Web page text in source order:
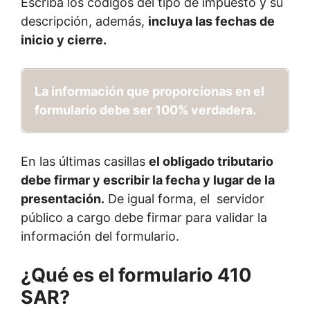
descripción, además, incluya las fechas de
inicio y cierre.
La información que proporcionas en el
formulario debe ser 100% verdadera.
En las últimas casillas el obligado tributario
debe firmar y escribir la fecha y lugar de la
presentación. De igual forma, el servidor
público a cargo debe firmar para validar la
información del formulario.
¿Qué es el formulario 410
SAR?